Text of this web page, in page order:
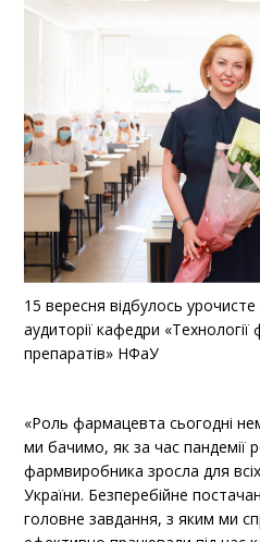
15 вересня відбулось урочисте
аудиторії кафедри
препаратів» НФаУ
«Роль фармацевта сьогодні
ми бачимо, як за час пандемії
фармвиробника зросла для
України. Безперебійне
головне завдання, з яким ми